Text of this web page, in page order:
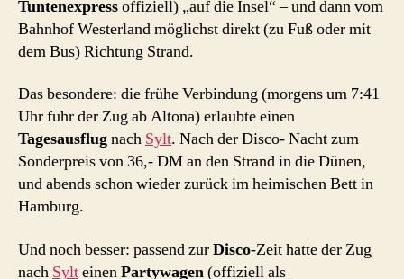
Tuntenexpressoffiziell) „auf die Insel“ – und dann vom
Bahnhof Westerland möglichst direkt (zu Fuß oder mit
dem Bus) Richtung Strand.
Das besondere: die frühe Verbindung (morgens um 7:41
Uhr fuhr der Zug ab Altona) erlaubte einen
Tagesausflugnach Sylt. Nach der Disco- Nacht zum
Sonderpreis von 36,- DM an den Strand in die Dünen,
und abends schon wieder zurück im heimischen Bett in
Hamburg.
Und noch besser: passend zurDisco-Zeit hatte der Zug
nach SylteinenPartywagen(offiziell als